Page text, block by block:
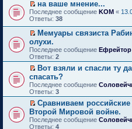
е
н
и
ю
о
о
б
щ
е
н
и
ю
о
м
у
с
о
о
б
щ
е
н
и
ю
и
т
а
н
н
о
м
у
с
о
о
б
щ
е
н
и
ю
п
р
о
и
а
н
н
о
у
с
о
о
щ
е
м
у
н
е
п
р
о
ч
и
а
н
н
о
м
у
с
о
п
е
р
в
о
м
у
н
е
п
р
о
ч
и
т
а
н
н
е
й
т
и
к
п
е
р
в
о
м
у
н
е
п
р
о
ч
и
П
е
е
й
т
и
к
п
е
р
в
о
м
у
н
е
на ваше мнение...
Последнее сообщение KOM «
Ответы: 38
П
е
р
е
й
т
и
к
п
е
р
в
о
Мемуары связиста
олухи.
Последнее сообщение Ефрейтор
Ответы: 2
П
е
р
е
й
т
и
к
Вот взяли и спасли ту
спасать?
Последнее сообщение
Ответы: 3
П
е
р
Сравниваем
Второй Мировой войне.
Последнее сообщение
Ответы: 4